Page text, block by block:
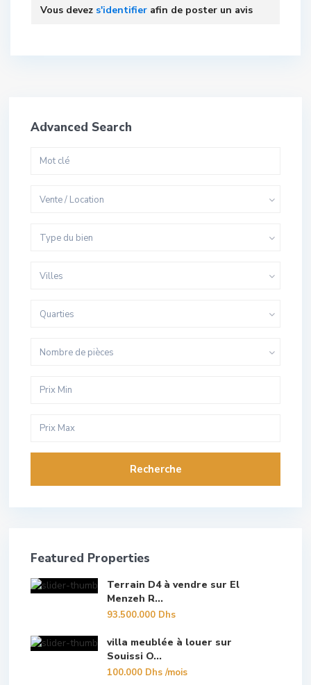
Vous devez s'identifier afin de poster un avis
Advanced Search
Vente / Location
Type du bien
Villes
Quarties
Nombre de pièces
Recherche
Featured Properties
Terrain D4 à vendre sur El
Menzeh R...
93.500.000 Dhs
villa meublée à louer sur
Souissi O...
100.000 Dhs/mois